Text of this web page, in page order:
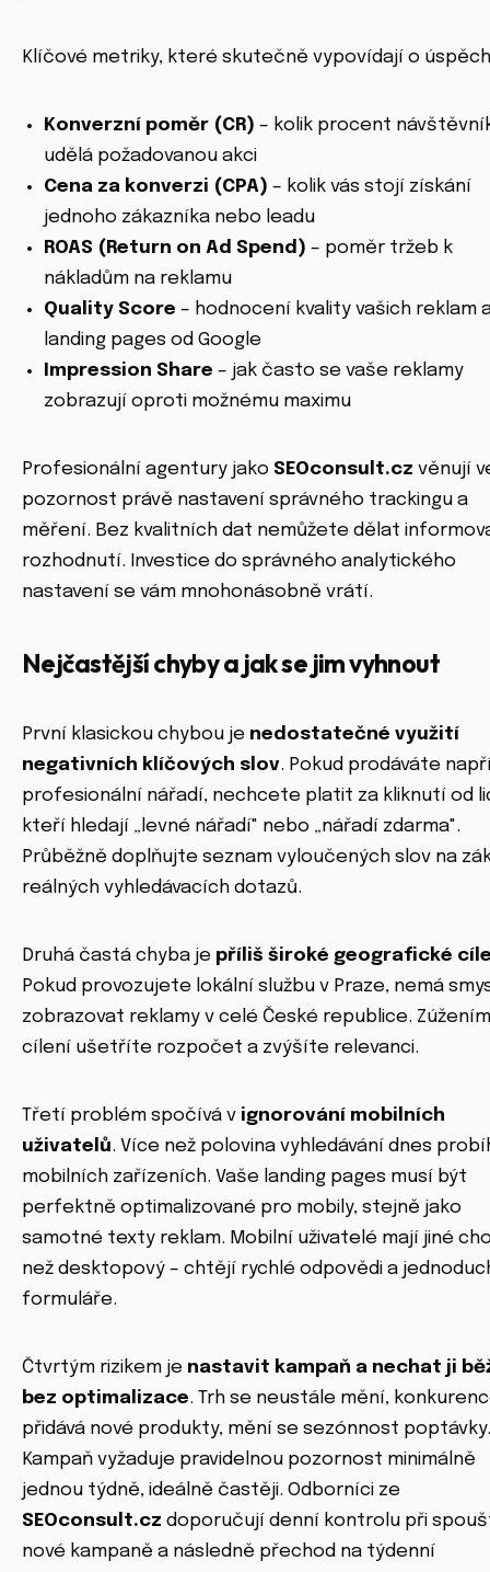
Klíčové metriky, které skutečně vypovídají o
Konverzní poměr (CR) – kolik procent
udělá požadovanou akci
Cena za konverzi (CPA) – kolik vás stojí získání
jednoho zákazníka nebo leadu
ROAS (Return on Ad Spend) – poměr tržeb k
nákladům na reklamu
Quality Score – hodnocení kvality vašich reklam
landing pages od Google
Impression Share – jak často se vaše reklamy
zobrazují oproti možnému maximu
Profesionální agentury jako SEOconsult.cz věnují
pozornost právě nastavení správného trackingu a
měření. Bez kvalitních dat nemůžete dělat
rozhodnutí. Investice do správného analytického
nastavení se vám mnohonásobně vrátí.
Nejčastější chyby a jak se jim vyhnout
První klasickou chybou je nedostatečné využití
negativních klíčových slov. Pokud prodáváte
profesionální nářadí, nechcete platit za kliknutí od
kteří hledají „levné nářadí" nebo „nářadí zdarma".
Průběžně doplňujte seznam vyloučených slov na
reálných vyhledávacích dotazů.
Druhá častá chyba je příliš široké geografické
Pokud provozujete lokální službu v Praze, nemá
zobrazovat reklamy v celé České republice. Zúžením
cílení ušetříte rozpočet a zvýšíte relevanci.
Třetí problém spočívá v ignorování mobilních
uživatelů. Více než polovina vyhledávání dnes
mobilních zařízeních. Vaše landing pages musí být
perfektně optimalizované pro mobily, stejně jako
samotné texty reklam. Mobilní uživatelé mají jiné
než desktopový – chtějí rychlé odpovědi a
formuláře.
Čtvrtým rizikem je nastavit kampaň a nechat ji
bez optimalizace. Trh se neustále mění,
přidává nové produkty, mění se sezónnost poptávky.
Kampaň vyžaduje pravidelnou pozornost minimálně
jednou týdně, ideálně častěji. Odborníci ze
SEOconsult.cz doporučují denní kontrolu při
nové kampaně a následně přechod na týdenní